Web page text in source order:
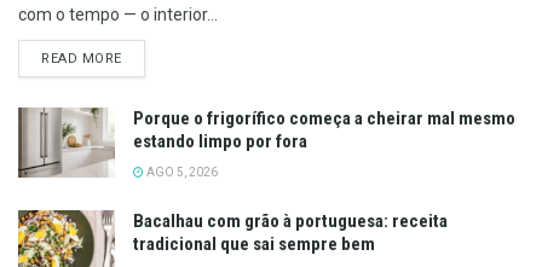
com o tempo — o interior...
READ MOREDETAILS
Porque o frigorífico começa a cheirar mal mesmo
estando limpo por fora
AGO 5, 2026
Bacalhau com grão à portuguesa: receita
tradicional que sai sempre bem